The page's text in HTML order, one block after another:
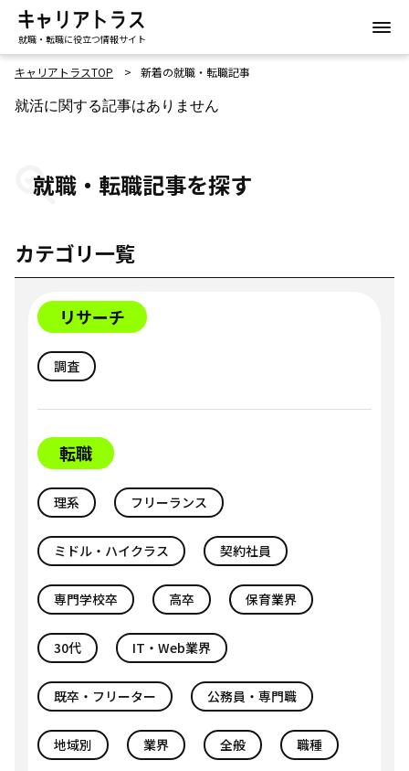
就職・転職に役立つ情報サイト
キャリアトラスTOP 新着の就職・転職記事
就活に関する記事はありません
就職・転職記事を探す
カテゴリ一覧
リサーチ
調査
転職
理系 フリーランス
ミドル・ハイクラス 契約社員
専門学校卒 高卒 保育業界
30代 IT・Web業界
既卒・フリーター 公務員・専門職
地域別 業界 全般 職種